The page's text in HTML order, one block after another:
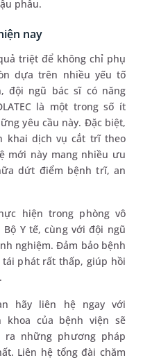
phẫu.
nay
triệt để không chỉ phụ
dựa trên nhiều yếu tố
đội ngũ bác sĩ có năng
là một trong số ít
yêu cầu này. Đặc biệt,
khai dịch vụ cắt trĩ theo
mới này mang nhiều ưu
dứt điểm bệnh trĩ, an
hiện trong phòng vô
Y tế, cùng với đội ngũ
nghiệm. Đảm bảo bệnh
phát rất thấp, giúp hồi
hãy liên hệ ngay với
khoa của bệnh viện sẽ
ra những phương pháp
Liên hệ tổng đài chăm